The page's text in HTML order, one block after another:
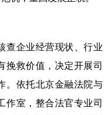
企业经营现状、行业
挽救价值，决定开展司
。依托北京金融法院与
作室，整合法官专业司